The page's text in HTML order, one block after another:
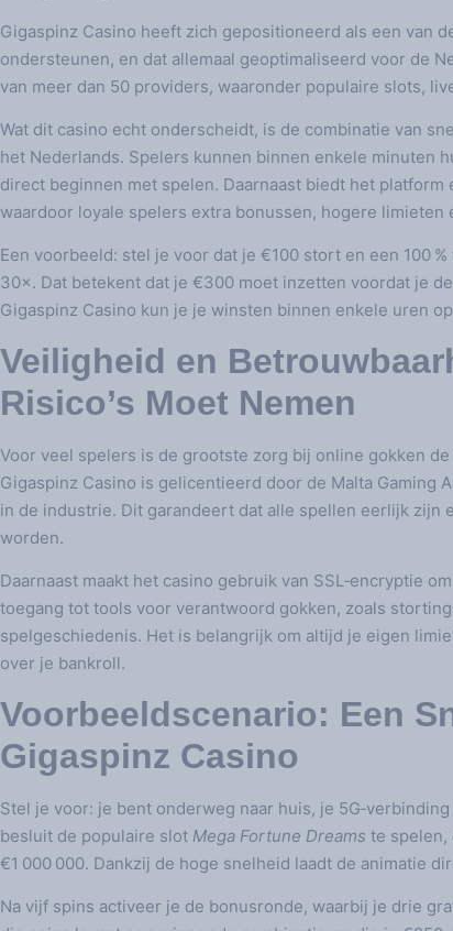
Gigaspinz Casino heeft zich gepositioneerd als een van
ondersteunen, en dat allemaal geoptimaliseerd voor de
van meer dan 50 providers, waaronder populaire slots,
Wat dit casino echt onderscheidt, is de combinatie van
het Nederlands. Spelers kunnen binnen enkele minuten
direct beginnen met spelen. Daarnaast biedt het platform
waardoor loyale spelers extra bonussen, hogere
Een voorbeeld: stel je voor dat je €100 stort en een 100
30×. Dat betekent dat je €300 moet inzetten voordat je
Gigaspinz Casino kun je je winsten binnen enkele uren
Veiligheid en
Risico’s Moet Nemen
Voor veel spelers is de grootste zorg bij online gokken
Gigaspinz Casino is gelicentieerd door de Malta
in de industrie. Dit garandeert dat alle spellen eerlijk
worden.
Daarnaast maakt het casino gebruik van SSL‑encryptie
toegang tot tools voor verantwoord gokken, zoals
spelgeschiedenis. Het is belangrijk om altijd je eigen
over je bankroll.
Voorbeeldscenario: Een
Gigaspinz Casino
Stel je voor: je bent onderweg naar huis, je
besluit de populaire slot Mega Fortune Dreams te spelen,
€1 000 000. Dankzij de hoge snelheid laadt de animatie
Na vijf spins activeer je de bonusronde, waarbij je drie